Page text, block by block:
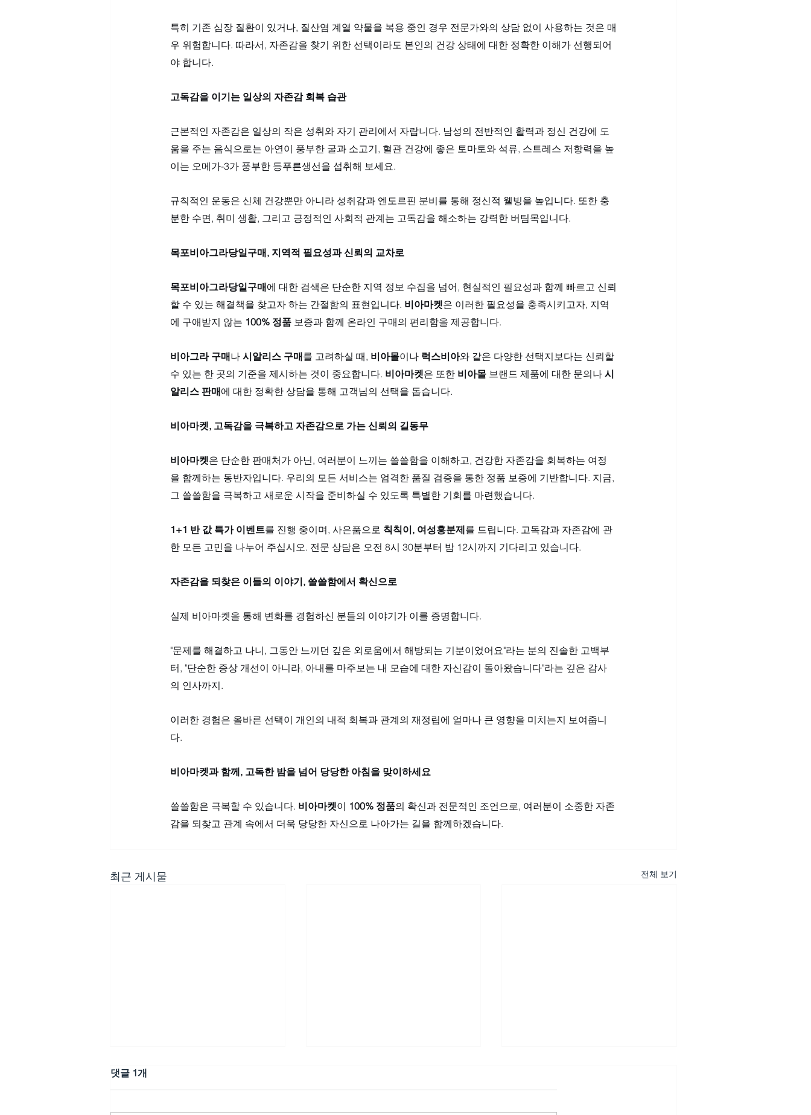
특히 기존 심장 질환이 있거나, 질산염 계열 약물을 복용 중인 경우 전문가와의 상담 없이 사용하는 것은 매
우 위험합니다. 따라서, 자존감을 찾기 위한 선택이라도 본인의 건강 상태에 대한 정확한 이해가 선행되어
야 합니다.
고독감을 이기는 일상의 자존감 회복 습관
근본적인 자존감은 일상의 작은 성취와 자기 관리에서 자랍니다. 남성의 전반적인 활력과 정신 건강에 도
움을 주는 음식으로는 아연이 풍부한 굴과 소고기, 혈관 건강에 좋은 토마토와 석류, 스트레스 저항력을 높
이는 오메가-3가 풍부한 등푸른생선을 섭취해 보세요.
규칙적인 운동은 신체 건강뿐만 아니라 성취감과 엔도르핀 분비를 통해 정신적 웰빙을 높입니다. 또한 충
분한 수면, 취미 생활, 그리고 긍정적인 사회적 관계는 고독감을 해소하는 강력한 버팀목입니다.
목포비아그라당일구매, 지역적 필요성과 신뢰의 교차로
목포비아그라당일구매에 대한 검색은 단순한 지역 정보 수집을 넘어, 현실적인 필요성과 함께 빠르고 신뢰
할 수 있는 해결책을 찾고자 하는 간절함의 표현입니다. 비아마켓은 이러한 필요성을 충족시키고자, 지역
에 구애받지 않는 100% 정품 보증과 함께 온라인 구매의 편리함을 제공합니다.
비아그라 구매나 시알리스 구매를 고려하실 때, 비아몰이나 럭스비아와 같은 다양한 선택지보다는 신뢰할
수 있는 한 곳의 기준을 제시하는 것이 중요합니다. 비아마켓은 또한 비아몰 브랜드 제품에 대한 문의나 시
알리스 판매에 대한 정확한 상담을 통해 고객님의 선택을 돕습니다.
비아마켓, 고독감을 극복하고 자존감으로 가는 신뢰의 길동무
비아마켓은 단순한 판매처가 아닌, 여러분이 느끼는 쓸쓸함을 이해하고, 건강한 자존감을 회복하는 여정
을 함께하는 동반자입니다. 우리의 모든 서비스는 엄격한 품질 검증을 통한 정품 보증에 기반합니다. 지금,
그 쓸쓸함을 극복하고 새로운 시작을 준비하실 수 있도록 특별한 기회를 마련했습니다.
1+1 반 값 특가 이벤트를 진행 중이며, 사은품으로 칙칙이, 여성흥분제를 드립니다. 고독감과 자존감에 관
한 모든 고민을 나누어 주십시오. 전문 상담은 오전 8시 30분부터 밤 12시까지 기다리고 있습니다.
자존감을 되찾은 이들의 이야기, 쓸쓸함에서 확신으로
실제 비아마켓을 통해 변화를 경험하신 분들의 이야기가 이를 증명합니다.
"문제를 해결하고 나니, 그동안 느끼던 깊은 외로움에서 해방되는 기분이었어요"라는 분의 진솔한 고백부
터, "단순한 증상 개선이 아니라, 아내를 마주보는 내 모습에 대한 자신감이 돌아왔습니다"라는 깊은 감사
의 인사까지.
이러한 경험은 올바른 선택이 개인의 내적 회복과 관계의 재정립에 얼마나 큰 영향을 미치는지 보여줍니
다.
비아마켓과 함께, 고독한 밤을 넘어 당당한 아침을 맞이하세요
쓸쓸함은 극복할 수 있습니다. 비아마켓이 100% 정품의 확신과 전문적인 조언으로, 여러분이 소중한 자존
감을 되찾고 관계 속에서 더욱 당당한 자신으로 나아가는 길을 함께하겠습니다.
최근 게시물 전체 보기
댓글 1개